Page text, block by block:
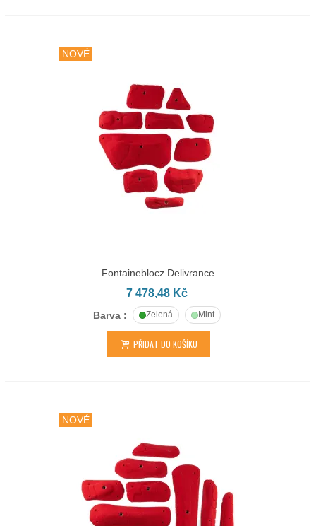
NOVÉ
Fontaineblocz Delivrance
7 478,48 Kč
Barva : Zelená Mint
PŘIDAT DO KOŠÍKU
NOVÉ